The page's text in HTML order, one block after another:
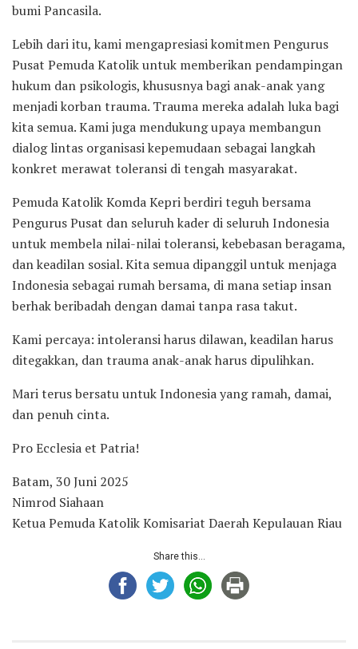
bumi Pancasila.
Lebih dari itu, kami mengapresiasi komitmen Pengurus
Pusat Pemuda Katolik untuk memberikan pendampingan
hukum dan psikologis, khususnya bagi anak-anak yang
menjadi korban trauma. Trauma mereka adalah luka bagi
kita semua. Kami juga mendukung upaya membangun
dialog lintas organisasi kepemudaan sebagai langkah
konkret merawat toleransi di tengah masyarakat.
Pemuda Katolik Komda Kepri berdiri teguh bersama
Pengurus Pusat dan seluruh kader di seluruh Indonesia
untuk membela nilai-nilai toleransi, kebebasan beragama,
dan keadilan sosial. Kita semua dipanggil untuk menjaga
Indonesia sebagai rumah bersama, di mana setiap insan
berhak beribadah dengan damai tanpa rasa takut.
Kami percaya: intoleransi harus dilawan, keadilan harus
ditegakkan, dan trauma anak-anak harus dipulihkan.
Mari terus bersatu untuk Indonesia yang ramah, damai,
dan penuh cinta.
Pro Ecclesia et Patria!
Batam, 30 Juni 2025
Nimrod Siahaan
Ketua Pemuda Katolik Komisariat Daerah Kepulauan Riau
Share this...